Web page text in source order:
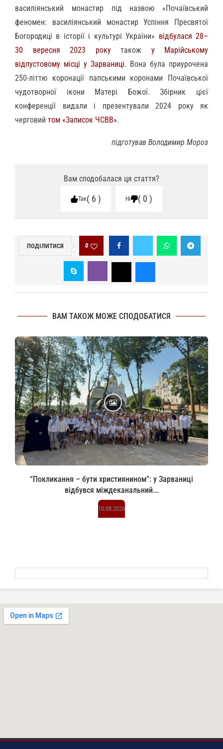
василіянський монастир під назвою «Почаївський
феномен: василіянський монастир Успіння Пресвятої
Богородиці в історії і культурі України» відбулася 28–
30 вересня 2023 рокутакож у Марійському
відпустовому місці у Зарваниці. Вона була приурочена
250-літтю коронації папськими коронами Почаївської
чудотворної ікони Матері Божої. Збірник цієї
конференції видали і презентували 2024 року як
черговий том «Записок ЧСВВ».
підготував Володимир Мороз
Вам сподобалася ця стаття?
Так 6 Ні 0
ПОДІЛИТИСЯ 0
ВАМ ТАКОЖ МОЖЕ СПОДОБАТИСЯ
“Покликання – бути християнином”: у Зарваниці
відбувся міждеканальний...
10.08.2026